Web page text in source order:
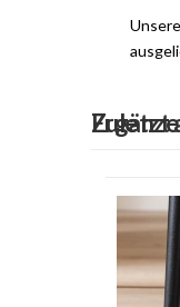
Zuletzt